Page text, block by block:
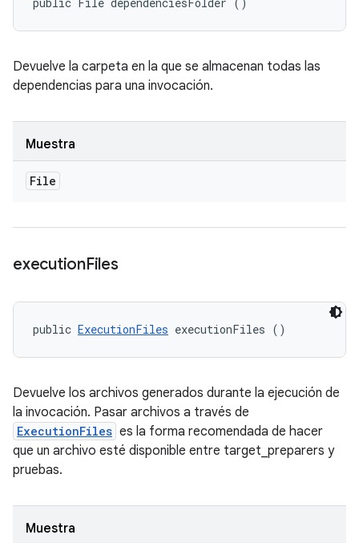
Devuelve la carpeta en la que se almacenan todas las
dependencias para una invocación.
Muestra
File
executionFiles
public ExecutionFiles executionFiles ()
Devuelve los archivos generados durante la ejecución de
la invocación. Pasar archivos a través de
ExecutionFiles es la forma recomendada de hacer
que un archivo esté disponible entre target_preparers y
pruebas.
Muestra